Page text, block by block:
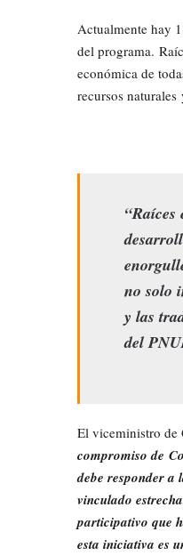
Actualmente hay
del programa.
económica de
recursos
no solo
y las
del
El viceministro de
compromiso de
debe responder a
vinculado
participativo que
esta iniciativa es